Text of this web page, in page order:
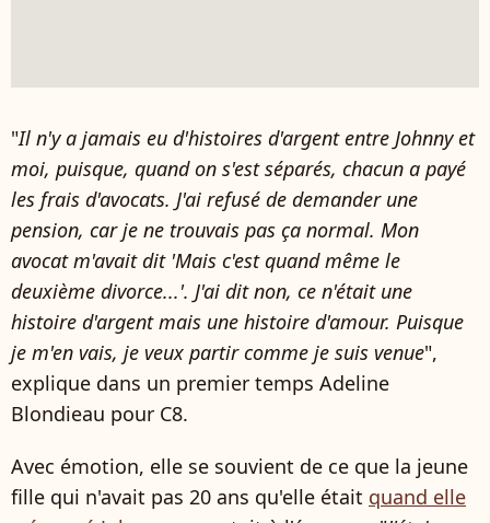
"Il n'y a jamais eu d'histoires d'argent entre Johnny et
moi, puisque, quand on s'est séparés, chacun a payé
les frais d'avocats. J'ai refusé de demander une
pension, car je ne trouvais pas ça normal. Mon
avocat m'avait dit 'Mais c'est quand même le
deuxième divorce...'. J'ai dit non, ce n'était une
histoire d'argent mais une histoire d'amour. Puisque
je m'en vais, je veux partir comme je suis venue",
explique dans un premier temps Adeline
Blondieau pour C8.
Avec émotion, elle se souvient de ce que la jeune
fille qui n'avait pas 20 ans qu'elle était quand elle